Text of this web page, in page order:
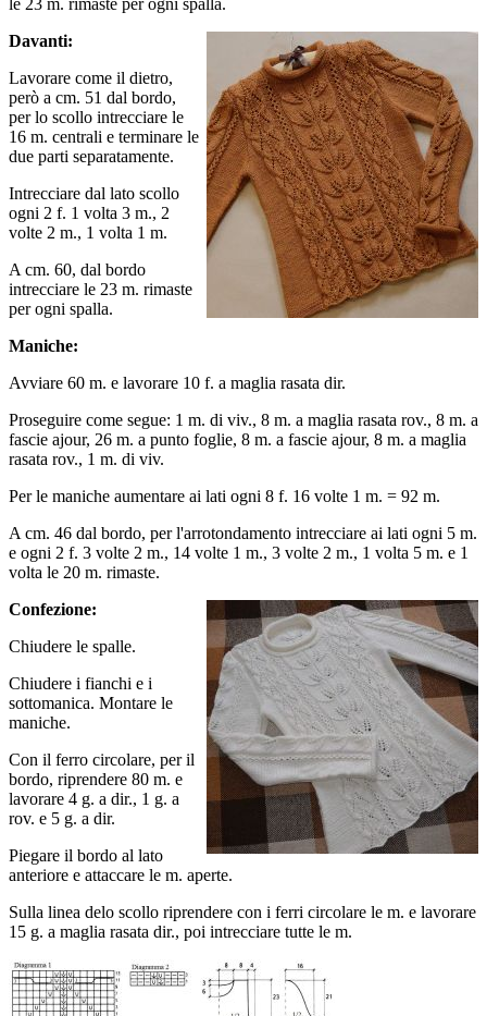
le 23 m. rimaste per ogni spalla.
Davanti:
Lavorare come il dietro,
però a cm. 51 dal bordo,
per lo scollo intrecciare le
16 m. centrali e terminare le
due parti separatamente.
Intrecciare dal lato scollo
ogni 2 f. 1 volta 3 m., 2
volte 2 m., 1 volta 1 m.
A cm. 60, dal bordo
intrecciare le 23 m. rimaste
per ogni spalla.
Maniche:
Avviare 60 m. e lavorare 10 f. a maglia rasata dir.
Proseguire come segue: 1 m. di viv., 8 m. a maglia rasata rov., 8 m. a
fascie ajour, 26 m. a punto foglie, 8 m. a fascie ajour, 8 m. a maglia
rasata rov., 1 m. di viv.
Per le maniche aumentare ai lati ogni 8 f. 16 volte 1 m. = 92 m.
A cm. 46 dal bordo, per l'arrotondamento intrecciare ai lati ogni 5 m.
e ogni 2 f. 3 volte 2 m., 14 volte 1 m., 3 volte 2 m., 1 volta 5 m. e 1
volta le 20 m. rimaste.
Confezione:
Chiudere le spalle.
Chiudere i fianchi e i
sottomanica. Montare le
maniche.
Con il ferro circolare, per il
bordo, riprendere 80 m. e
lavorare 4 g. a dir., 1 g. a
rov. e 5 g. a dir.
Piegare il bordo al lato
anteriore e attaccare le m. aperte.
Sulla linea delo scollo riprendere con i ferri circolare le m. e lavorare
15 g. a maglia rasata dir., poi intrecciare tutte le m.